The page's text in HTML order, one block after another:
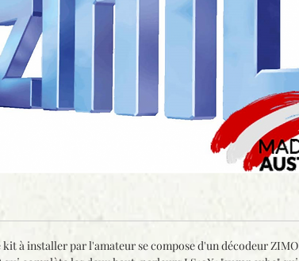
kit à installer par l'amateur se compose d'un décodeur ZIMO